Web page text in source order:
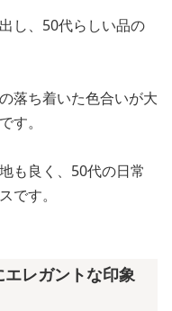
し、50代らしい品の
落ち着いた色合いが大
す。
も良く、50代の日常
です。
レガントな印象